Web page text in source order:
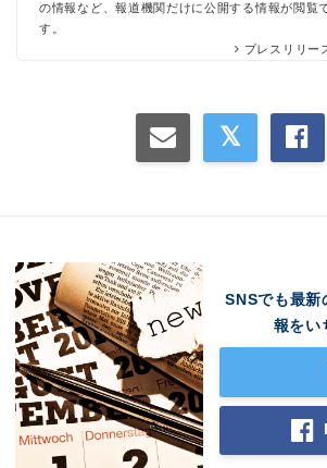
の情報など、報道機関だけに公開する情報が閲覧
す。
プレスリリー
SNSでも最新
報をい